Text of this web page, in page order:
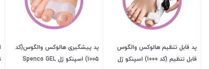
پد قابل تنظیم هالوکس والگوس
قابل تنظیم (کد 1000) اسپنکو ژل
پد پیشگیری هالوکس والگوس(کد
1005) اسپنکو ژل Spenco GEL